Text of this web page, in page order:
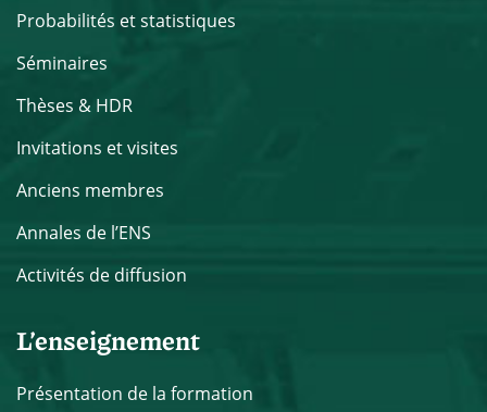
Probabilités et statistiques
Séminaires
Thèses & HDR
Invitations et visites
Anciens membres
Annales de l’ENS
Activités de diffusion
L’enseignement
Présentation de la formation